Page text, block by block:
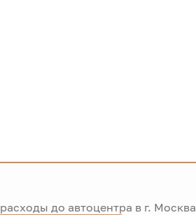
до автоцентра в г. Москва